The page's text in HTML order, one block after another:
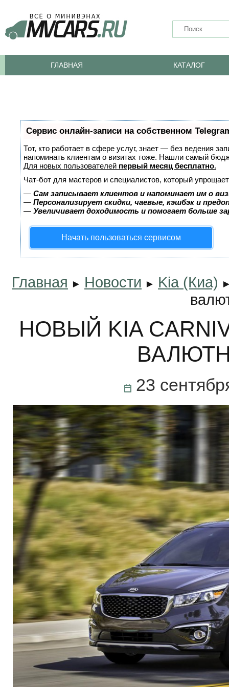
ГЛАВНАЯ КАТАЛОГ
Сервис онлайн-записи на собственном
Тот, кто работает в сфере услуг, знает — без ведения
напоминать клиентам о визитах тоже. Нашли самый
Для новых пользователей первый месяц бесплатно.
Чат-бот для мастеров и специалистов, который
— Сам записывает клиентов и напоминает им о
— Персонализирует скидки, чаевые, кэшбэк и
— Увеличивает доходимость и помогает больше
Начать пользоваться сервисом
Главная ► Новости ► Kia (Киа)
НОВЫЙ KIA
23